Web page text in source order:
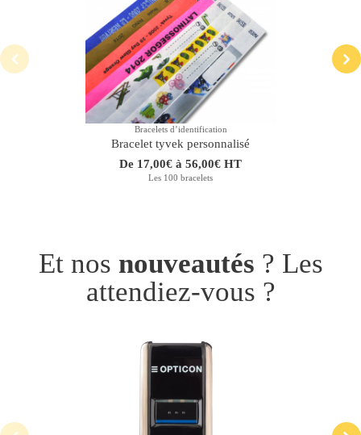
Bracelets dʼidentification
Bracelet tyvek personnalisé
De 17,00€ à 56,00€ HT
Les 100 bracelets
Et nos nouveautés ? Les
attendiez-vous ?